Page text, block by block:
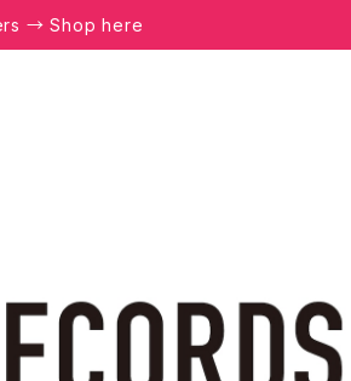
→ Shop here